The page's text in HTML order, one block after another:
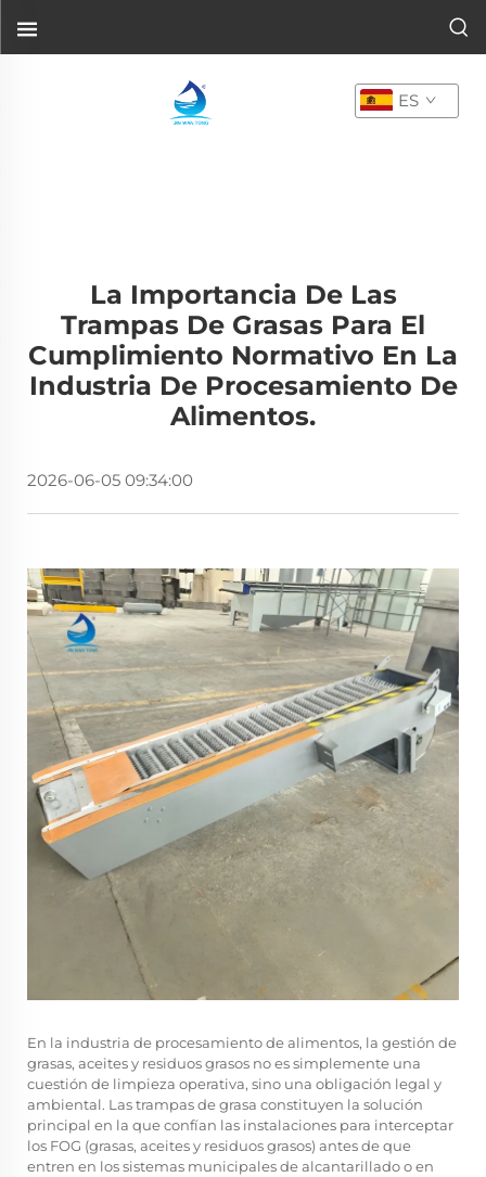
ES
La Importancia De Las
Trampas De Grasas Para El
Cumplimiento Normativo En La
Industria De Procesamiento De
Alimentos.
2026-06-05 09:34:00
En la industria de procesamiento de alimentos, la gestión de
grasas, aceites y residuos grasos no es simplemente una
cuestión de limpieza operativa, sino una obligación legal y
ambiental. Las trampas de grasa constituyen la solución
principal en la que confían las instalaciones para interceptar
los FOG (grasas, aceites y residuos grasos) antes de que
entren en los sistemas municipales de alcantarillado o en